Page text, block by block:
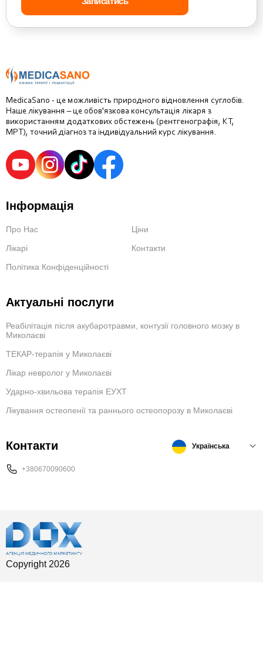
MedicaSano - це можливість природного відновлення суглобів.
Наше лікування – це обов'язкова консультація лікаря з
використанням додаткових обстежень (рентгенографія, КТ,
МРТ), точний діагноз та індивідуальний курс лікування.
Інформація
Про Нас
Ціни
Лікарі
Контакти
Політика Конфіденційності
Актуальні послуги
Реабілітація після акубаротравми, контузії головного мозку в
Миколаєві
ТЕКАР-терапія у Миколаєві
Лікар невролог у Миколаєві
Ударно-хвильова терапія ЕУХТ
Лікування остеопенії та раннього остеопорозу в Миколаєві
Контакти
+380670090600
Українська
Copyright 2026